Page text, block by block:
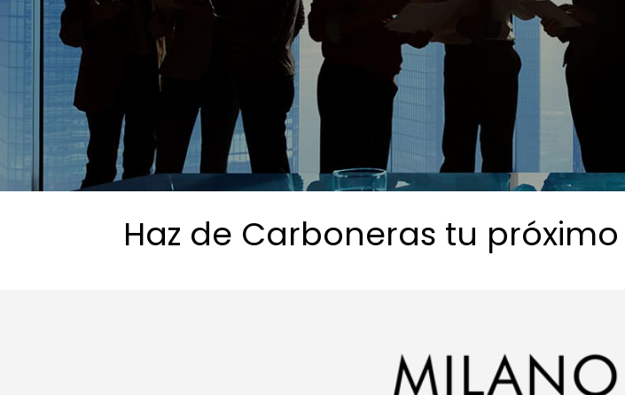
Haz de Carboneras tu